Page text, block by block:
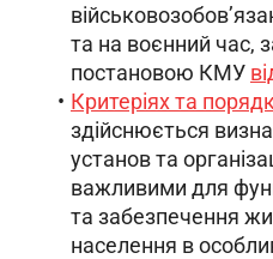
та на воєнний час,
постановою КМУ
Критеріях та
здійснюється
установ та
важливими для
та забезпечення
населення в